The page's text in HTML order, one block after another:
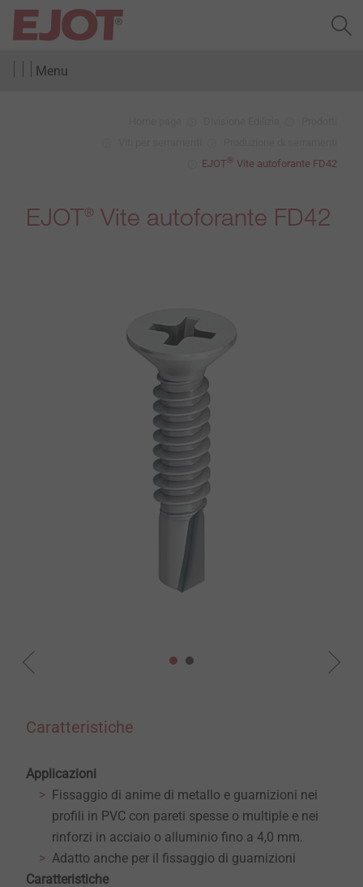
Menu
EJOT® Vite autoforante FD42
EJOT® Vite autoforante FD42
Caratteristiche
Applicazioni
Fissaggio di anime di metallo e guarnizioni nei
profili in PVC con pareti spesse o multiple e nei
rinforzi in acciaio o alluminio fino a 4,0 mm.
Adatto anche per il fissaggio di guarnizioni
Caratteristiche